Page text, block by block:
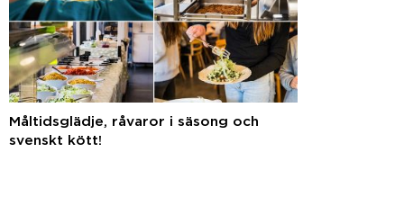
Måltidsglädje, råvaror i säsong och
svenskt kött!